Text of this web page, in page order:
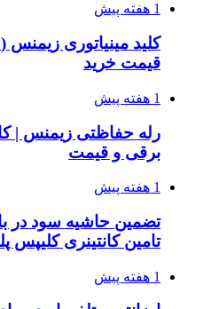
1 هفته پیش
قیمت خرید
1 هفته پیش
رله حفاظتی زیمنس |
برقی و قیمت
1 هفته پیش
تضمین حاشیه سود در
تامین کانتینری کلیپس
1 هفته پیش